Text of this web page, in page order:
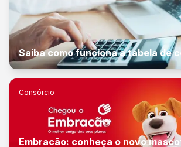
Saiba como funciona a tabela de
Consórcio
Embracão: conheça o novo